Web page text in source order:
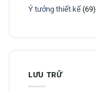
Ý tưởng thiết kế (69)
LƯU TRỮ